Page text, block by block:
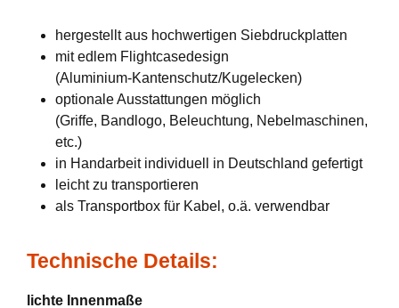
hergestellt aus hochwertigen Siebdruckplatten
mit edlem Flightcasedesign
(Aluminium-Kantenschutz/Kugelecken)
optionale Ausstattungen möglich
(Griffe, Bandlogo, Beleuchtung, Nebelmaschinen,
etc.)
in Handarbeit individuell in Deutschland gefertigt
leicht zu transportieren
als Transportbox für Kabel, o.ä. verwendbar
Technische Details:
lichte Innenmaße